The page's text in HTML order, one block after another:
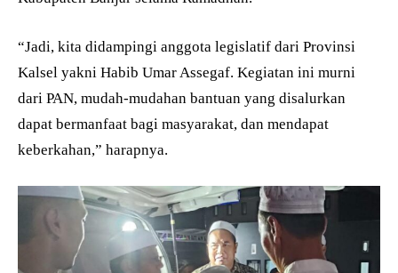
“Jadi, kita didampingi anggota legislatif dari Provinsi
Kalsel yakni Habib Umar Assegaf. Kegiatan ini murni
dari PAN, mudah-mudahan bantuan yang disalurkan
dapat bermanfaat bagi masyarakat, dan mendapat
keberkahan,” harapnya.